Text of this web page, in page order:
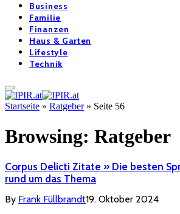
Business
Familie
Finanzen
Haus & Garten
Lifestyle
Technik
Startseite » Ratgeber» Seite 56
Browsing: Ratgeber
Corpus Delicti Zitate » Die besten
rund um das Thema
By Frank Füllbrandt19. Oktober 2024